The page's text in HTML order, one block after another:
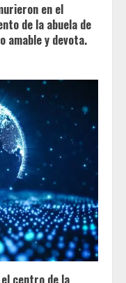
en el
de la abuela de
amable y devota.
centro de la